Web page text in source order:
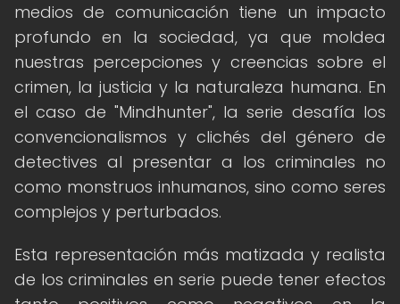
medios de comunicación tiene un impacto
profundo en la sociedad, ya que moldea
nuestras percepciones y creencias sobre el
crimen, la justicia y la naturaleza humana. En
el caso de "Mindhunter", la serie desafía los
convencionalismos y clichés del género de
detectives al presentar a los criminales no
como monstruos inhumanos, sino como seres
complejos y perturbados.
Esta representación más matizada y realista
de los criminales en serie puede tener efectos